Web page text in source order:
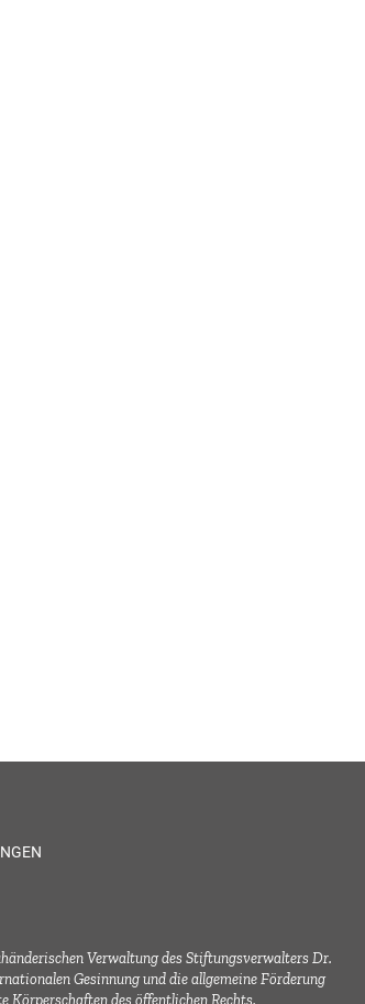
Verwaltung des Stiftungsverwalters Dr.
Gesinnung und die allgemeine Förderung
Körperschaften des öffentlichen Rechts.